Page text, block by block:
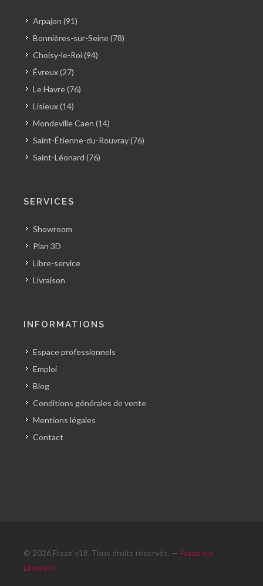
Arpajon (91)
Bonnières-sur-Seine (78)
Choisy-le-Roi (94)
Évreux (27)
Le Havre (76)
Lisieux (14)
Mondeville Caen (14)
Saint-Étienne-du-Rouvray (76)
Saint-Léonard (76)
SERVICES
Showroom
Plan 3D
Libre-service
Livraison
INFORMATIONS
Espace professionnels
Emploi
Blog
Conditions générales de vente
Mentions légales
Contact
© 2026 Frazzi v18. Tous droits réservés. — Frazzi sur
LinkedIn